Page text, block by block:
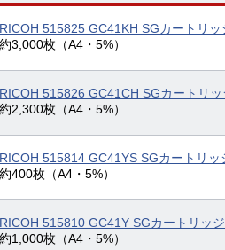
RICOH 515825 GC41KH SGカートリ
約3,000枚（A4・5%）
RICOH 515826 GC41CH SGカートリ
約2,300枚（A4・5%）
RICOH 515814 GC41YS SGカートリ
約400枚（A4・5%）
RICOH 515810 GC41Y SGカートリッ
約1,000枚（A4・5%）